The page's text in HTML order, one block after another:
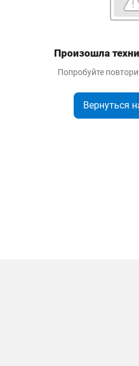
Произошла
Попробуйте
Вернуться